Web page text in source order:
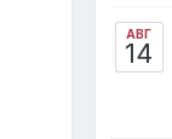
АВГ
14